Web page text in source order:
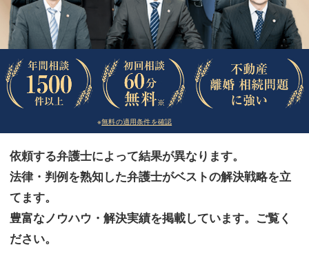
企業法務
労働問題（解雇，残業等）
刑事弁護
交通事故
法律相談など（その他）
お客様へ
みずほ中央の特長・実質編
みずほ中央の特長・形式編
※無料の適用条件を確認
依頼する弁護士によって結果が異なります。
法律・判例を熟知した弁護士がベストの解決戦略を立
てます。
豊富なノウハウ・解決実績を掲載しています。ご覧く
ださい。
企業法務
労働問題（解雇，残業等）
刑事弁護
交通事故
法律相談など（その他）
お客様へ
みずほ中央の特長・実質編
みずほ中央の特長・形式編